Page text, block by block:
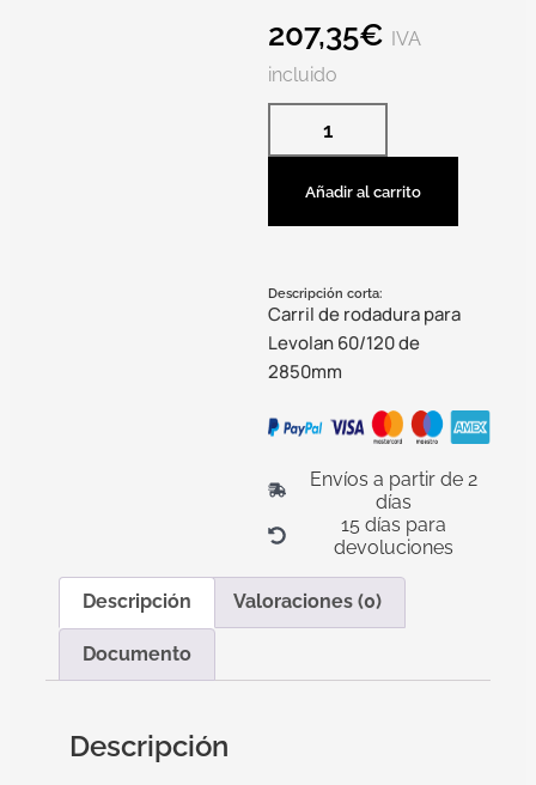
207,35€ IVA
incluido
Añadir al carrito
Descripción corta:
Carril de rodadura para
Levolan 60/120 de
2850mm
Envíos a partir de 2
días
15 días para
devoluciones
Descripción Valoraciones (0)
Documento
Descripción